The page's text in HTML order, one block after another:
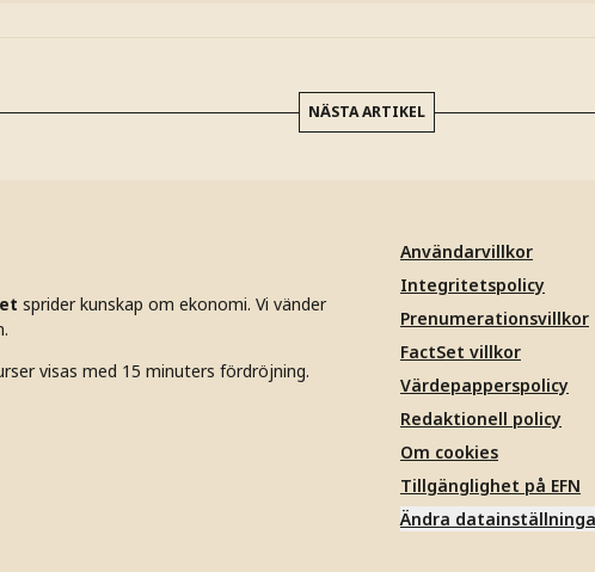
NÄSTA ARTIKEL
sprider kunskap om ekonomi. Vi vänder
visas med 15 minuters fördröjning.
Användarvillkor
Integritetspolicy
Prenumerationsvillkor
FactSet villkor
Värdepapperspolicy
Redaktionell policy
Om cookies
Tillgänglighet på EFN
Ändra